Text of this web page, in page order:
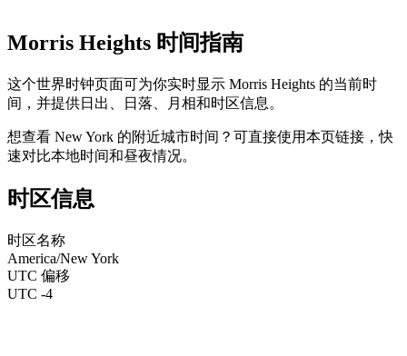
Morris Heights 时间指南
这个世界时钟页面可为你实时显示 Morris Heights 的当前时
间，并提供日出、日落、月相和时区信息。
想查看 New York 的附近城市时间？可直接使用本页链接，快
速对比本地时间和昼夜情况。
时区信息
时区名称
America/New York
UTC 偏移
UTC -4